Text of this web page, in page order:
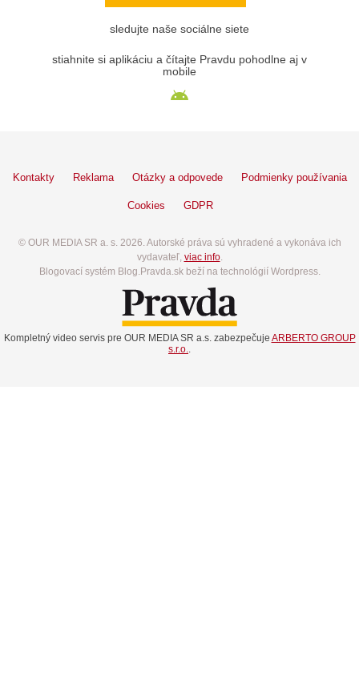
sledujte naše sociálne siete
stiahnite si aplikáciu a čítajte Pravdu pohodlne aj v
mobile
Kontakty Reklama Otázky a odpovede Podmienky používania
Cookies GDPR
© OUR MEDIA SR a. s. 2026. Autorské práva sú vyhradené a vykonáva ich
vydavateľ, viac info.
Blogovací systém Blog.Pravda.sk beží na technológií Wordpress.
Kompletný video servis pre OUR MEDIA SR a.s. zabezpečuje ARBERTO GROUP
s.r.o..